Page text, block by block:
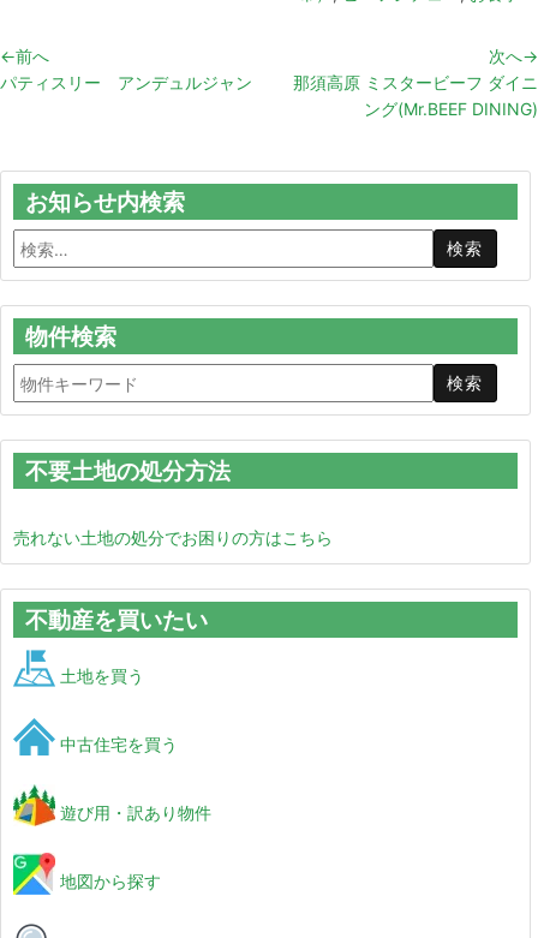
←前へ
パティスリー アンデュルジャン
次へ→
那須高原 ミスタービーフ ダイニ
ング(Mr.BEEF DINING)
お知らせ内検索
物件検索
不要土地の処分方法
売れない土地の処分でお困りの方はこちら
不動産を買いたい
土地を買う
中古住宅を買う
遊び用・訳あり物件
地図から探す